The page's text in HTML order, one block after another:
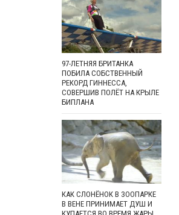
97-ЛЕТНЯЯ БРИТАНКА
ПОБИЛА СОБСТВЕННЫЙ
РЕКОРД ГИННЕССА,
СОВЕРШИВ ПОЛЁТ НА КРЫЛЕ
БИПЛАНА
КАК СЛОНЁНОК В ЗООПАРКЕ
В ВЕНЕ ПРИНИМАЕТ ДУШ И